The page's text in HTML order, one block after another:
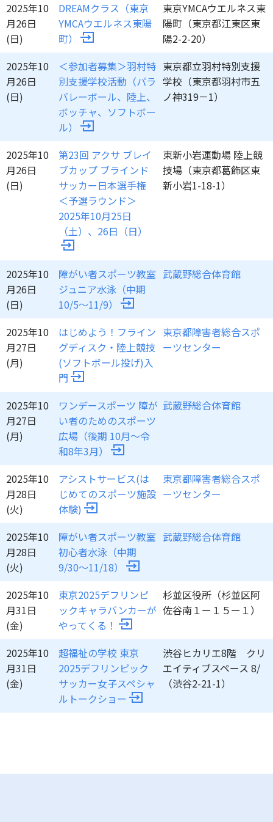
2025年10
月26日
(日)
DREAMクラス（東京
YMCAウエルネス東陽
町）
東京YMCAウエルネス東
陽町（東京都江東区東
陽2-2-20）
2025年10
月26日
(日)
＜参加者募集＞羽村特
別支援学校活動（パラ
バレーボール、陸上、
ボッチャ、ソフトボー
ル）
東京都立羽村特別支援
学校（東京都羽村市五
ノ神319－1）
2025年10
月26日
(日)
第23回 アクサ ブレイ
ブカップ ブラインド
サッカー日本選手権
＜予選ラウンド＞
2025年10月25日
（土）、26日（日）
東新小岩運動場 陸上競
技場（東京都葛飾区東
新小岩1-18-1）
2025年10
月26日
(日)
障がい者スポーツ教室
ジュニア水泳（中期
10/5～11/9）
武蔵野総合体育館
2025年10
月27日
(月)
はじめよう！フライン
グディスク・陸上競技
(ソフトボール投げ)入
門
東京都障害者総合スポ
ーツセンター
2025年10
月27日
(月)
ワンデースポーツ 障が
い者のためのスポーツ
広場（後期 10月～令
和8年3月）
武蔵野総合体育館
2025年10
月28日
(火)
アシストサービス(は
じめてのスポーツ施設
体験)
東京都障害者総合スポ
ーツセンター
2025年10
月28日
(火)
障がい者スポーツ教室
初心者水泳（中期
9/30～11/18）
武蔵野総合体育館
2025年10
月31日
(金)
東京2025デフリンピ
ックキャラバンカーが
やってくる！
杉並区役所（杉並区阿
佐谷南１ー１５ー１）
2025年10
月31日
(金)
超福祉の学校 東京
2025デフリンピック
サッカー女子スペシャ
ルトークショー
渋谷ヒカリエ8階 クリ
エイティブスペース 8/
（渋谷2-21-1）